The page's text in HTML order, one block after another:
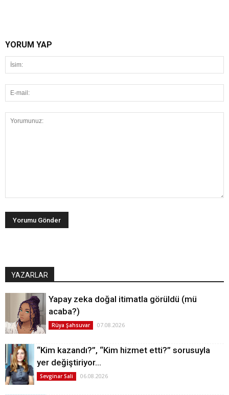
YORUM YAP
YAZARLAR
Yapay zeka doğal itimatla görüldü (mü
acaba?)
Rüya Şahsuvar 07.08.2026
“Kim kazandı?”, “Kim hizmet etti?” sorusuyla
yer değiştiriyor…
Sevginar Sali 06.08.2026